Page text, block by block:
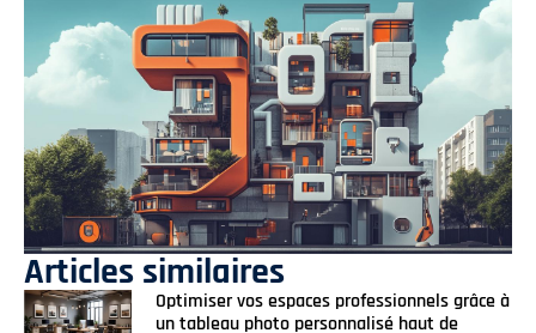
Articles similaires
Optimiser vos espaces professionnels grâce à
un tableau photo personnalisé haut de